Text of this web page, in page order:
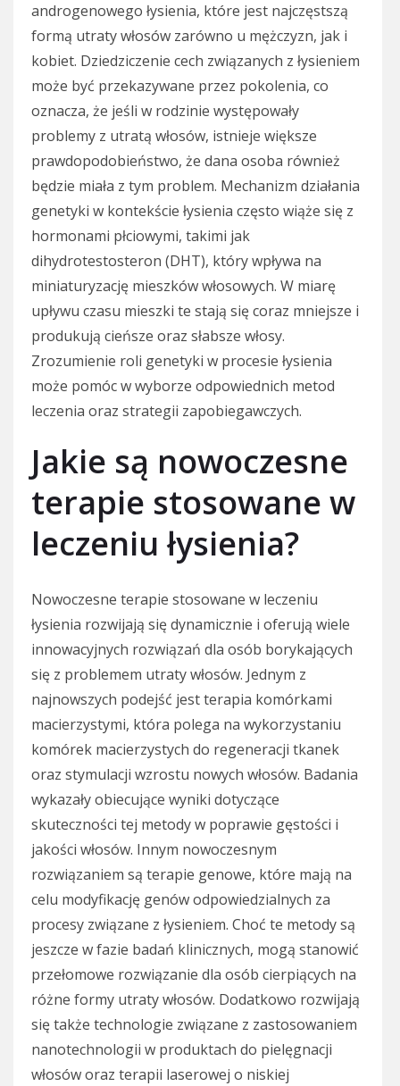
androgenowego łysienia, które jest najczęstszą
formą utraty włosów zarówno u mężczyzn, jak i
kobiet. Dziedziczenie cech związanych z łysieniem
może być przekazywane przez pokolenia, co
oznacza, że jeśli w rodzinie występowały
problemy z utratą włosów, istnieje większe
prawdopodobieństwo, że dana osoba również
będzie miała z tym problem. Mechanizm działania
genetyki w kontekście łysienia często wiąże się z
hormonami płciowymi, takimi jak
dihydrotestosteron (DHT), który wpływa na
miniaturyzację mieszków włosowych. W miarę
upływu czasu mieszki te stają się coraz mniejsze i
produkują cieńsze oraz słabsze włosy.
Zrozumienie roli genetyki w procesie łysienia
może pomóc w wyborze odpowiednich metod
leczenia oraz strategii zapobiegawczych.
Jakie są nowoczesne
terapie stosowane w
leczeniu łysienia?
Nowoczesne terapie stosowane w leczeniu
łysienia rozwijają się dynamicznie i oferują wiele
innowacyjnych rozwiązań dla osób borykających
się z problemem utraty włosów. Jednym z
najnowszych podejść jest terapia komórkami
macierzystymi, która polega na wykorzystaniu
komórek macierzystych do regeneracji tkanek
oraz stymulacji wzrostu nowych włosów. Badania
wykazały obiecujące wyniki dotyczące
skuteczności tej metody w poprawie gęstości i
jakości włosów. Innym nowoczesnym
rozwiązaniem są terapie genowe, które mają na
celu modyfikację genów odpowiedzialnych za
procesy związane z łysieniem. Choć te metody są
jeszcze w fazie badań klinicznych, mogą stanowić
przełomowe rozwiązanie dla osób cierpiących na
różne formy utraty włosów. Dodatkowo rozwijają
się także technologie związane z zastosowaniem
nanotechnologii w produktach do pielęgnacji
włosów oraz terapii laserowej o niskiej